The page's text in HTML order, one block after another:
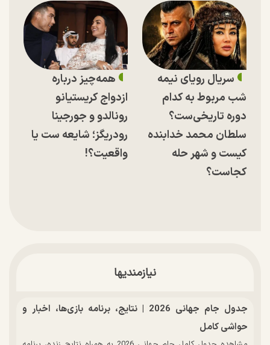
سریال رویای نیمه
شب مربوط به کدام
دوره تاریخی‌ست؟
سلطان محمد خدابنده
کیست و شهر حله
کجاست؟
همه‌چیز درباره
ازدواج کریستیانو
رونالدو و جورجینا
رودریگز؛ شایعه ست یا
واقعیت؟!
نیازمندیها
جدول جام جهانی 2026 | نتایج، برنامه بازی‌ها، اخبار و
حواشی کامل